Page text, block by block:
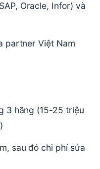
Oracle, Infor) và
partner Việt Nam
3 hãng (15-25 triệu
sau đó chi phí sửa